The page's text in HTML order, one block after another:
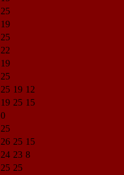
25
19
25
22
19
25
25 19 12
19 25 15
0
25
26 25 15
24 23 8
25 25